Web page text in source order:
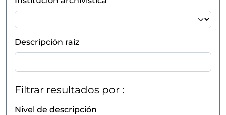
Descripción raíz
Filtrar resultados por :
Nivel de descripción